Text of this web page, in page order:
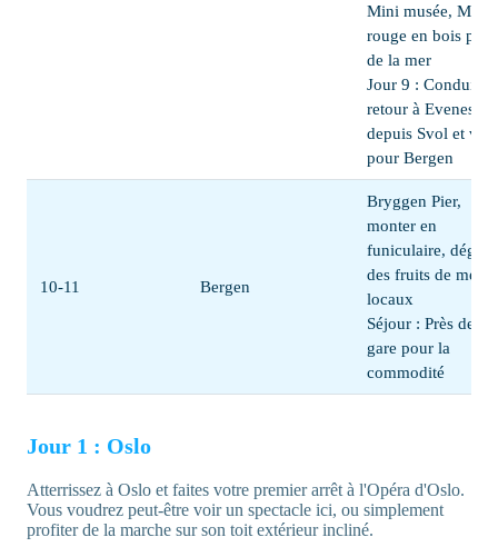
Mini musée,
rouge en bois près
de la mer
Jour 9 : Conduire
retour à Evenes
depuis Svol et
pour Bergen
10-11 Bergen
Bryggen Pier,
monter en
funiculaire,
des fruits de mer
locaux
Séjour : Près de la
gare pour la
commodité
Jour 1 : Oslo
Atterrissez à Oslo et faites votre premier arrêt à l'Opéra d'Oslo.
Vous voudrez peut-être voir un spectacle ici, ou simplement
profiter de la marche sur son toit extérieur incliné.